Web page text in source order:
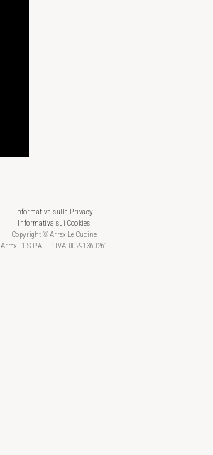
Informativa sulla Privacy
Informativa sui Cookies
Copyright © Arrex Le Cucine
Arrex - 1 S.P.A. - P. IVA: 00291360261